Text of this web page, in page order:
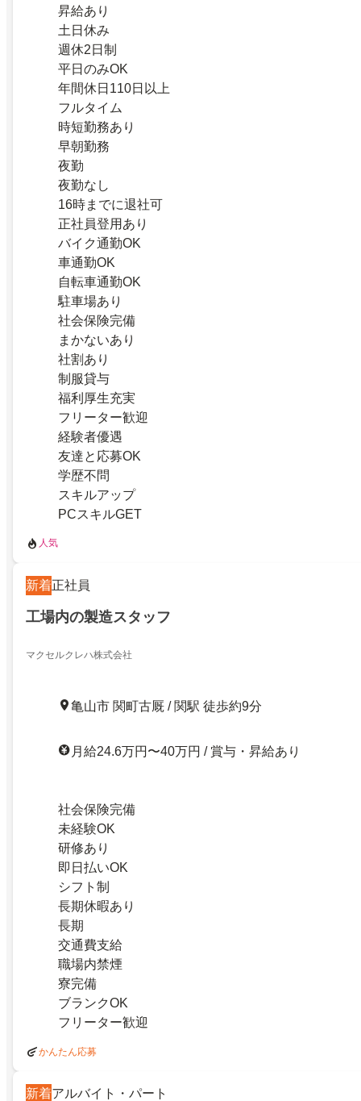
昇給あり
土日休み
週休2日制
平日のみOK
年間休日110日以上
フルタイム
時短勤務あり
早朝勤務
夜勤
夜勤なし
16時までに退社可
正社員登用あり
バイク通勤OK
車通勤OK
自転車通勤OK
駐車場あり
社会保険完備
まかないあり
社割あり
制服貸与
福利厚生充実
フリーター歓迎
経験者優遇
友達と応募OK
学歴不問
スキルアップ
PCスキルGET
人気
新着正社員
工場内の製造スタッフ
マクセルクレハ株式会社
亀山市 関町古厩 / 関駅 徒歩約9分
月給24.6万円〜40万円 / 賞与・昇給あり
社会保険完備
未経験OK
研修あり
即日払いOK
シフト制
長期休暇あり
長期
交通費支給
職場内禁煙
寮完備
ブランクOK
フリーター歓迎
かんたん応募
新着アルバイト・パート